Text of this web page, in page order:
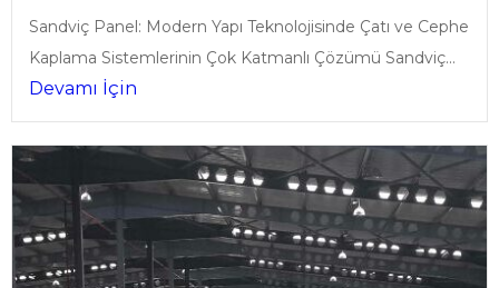
Sandviç Panel: Modern Yapı Teknolojisinde Çatı ve Cephe
Kaplama Sistemlerinin Çok Katmanlı Çözümü Sandviç...
Devamı İçin